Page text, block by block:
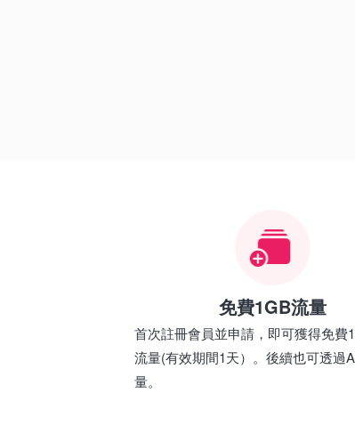
免費1GB流量
首次註冊會員並申請，即可獲得免費
流量(有效期間1天）。後續也可透過
量。